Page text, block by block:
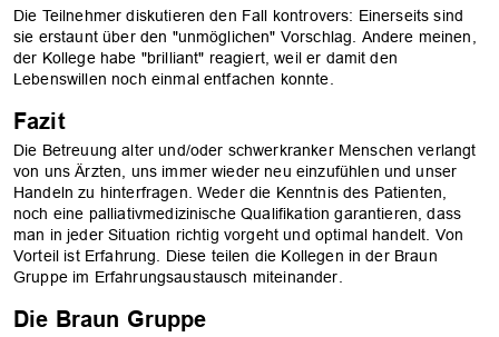
Die Teilnehmer diskutieren den Fall kontrovers: Einerseits sind
sie erstaunt über den "unmöglichen" Vorschlag. Andere meinen,
der Kollege habe "brilliant" reagiert, weil er damit den
Lebenswillen noch einmal entfachen konnte.
Fazit
Die Betreuung alter und/oder schwerkranker Menschen verlangt
von uns Ärzten, uns immer wieder neu einzufühlen und unser
Handeln zu hinterfragen. Weder die Kenntnis des Patienten,
noch eine palliativmedizinische Qualifikation garantieren, dass
man in jeder Situation richtig vorgeht und optimal handelt. Von
Vorteil ist Erfahrung. Diese teilen die Kollegen in der Braun
Gruppe im Erfahrungsaustausch miteinander.
Die Braun Gruppe